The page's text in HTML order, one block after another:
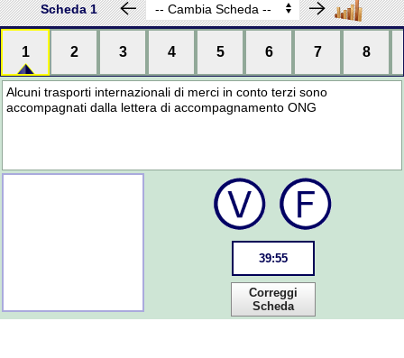
Scheda 1
1 2 3 4 5 6 7 8
Alcuni trasporti internazionali di merci in conto terzi sono
accompagnati dalla lettera di accompagnamento ONG
39:55
Correggi
Scheda